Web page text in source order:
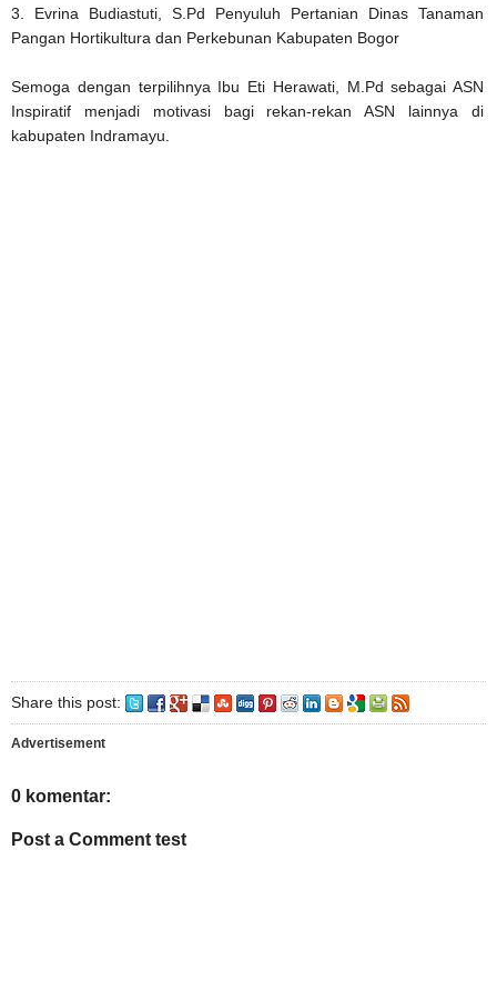
3. Evrina Budiastuti, S.Pd Penyuluh Pertanian Dinas Tanaman
Pangan Hortikultura dan Perkebunan Kabupaten Bogor
Semoga dengan terpilihnya Ibu Eti Herawati, M.Pd sebagai ASN
Inspiratif menjadi motivasi bagi rekan-rekan ASN lainnya di
kabupaten Indramayu.
Share this post:
Advertisement
0 komentar:
Post a Comment test